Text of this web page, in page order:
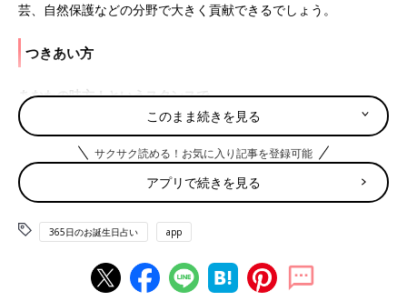
芸、自然保護などの分野で大きく貢献できるでしょう。
つきあい方
あなたの味方！というスタンスで
頭ごなしにしかるとかたくなになるので、「ママのお話聞いてく
れる？」「あなたの味方よ。でもね」の前置きが大切。
中国茶の日 外務省開庁記念日 那覇の日
修★たまひよ365日のお誕生日占い
このまま続きを見る
サクサク読める！お気に入り記事を登録可能
アプリで続きを見る
365日のお誕生日占い app